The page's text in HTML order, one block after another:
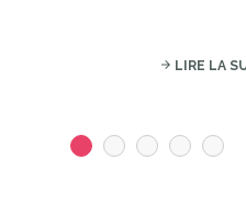
arrow_forward LIRE LA